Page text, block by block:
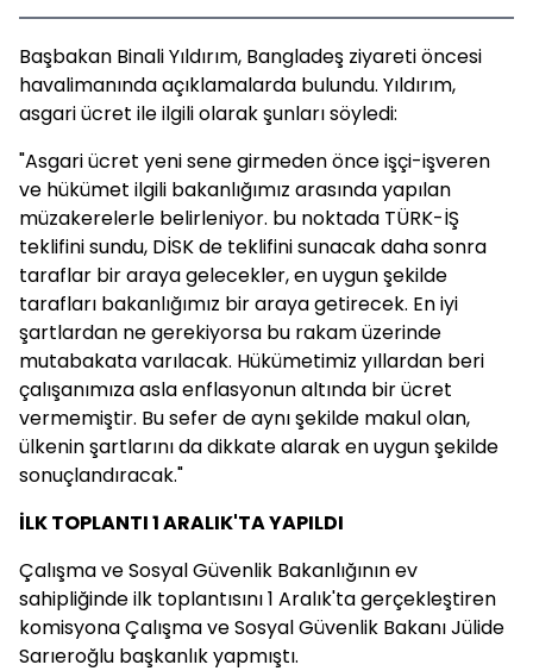
Başbakan Binali Yıldırım, Bangladeş ziyareti öncesi
havalimanında açıklamalarda bulundu. Yıldırım,
asgari ücret ile ilgili olarak şunları söyledi:
"Asgari ücret yeni sene girmeden önce işçi-işveren
ve hükümet ilgili bakanlığımız arasında yapılan
müzakerelerle belirleniyor. bu noktada TÜRK-İŞ
teklifini sundu, DİSK de teklifini sunacak daha sonra
taraflar bir araya gelecekler, en uygun şekilde
tarafları bakanlığımız bir araya getirecek. En iyi
şartlardan ne gerekiyorsa bu rakam üzerinde
mutabakata varılacak. Hükümetimiz yıllardan beri
çalışanımıza asla enflasyonun altında bir ücret
vermemiştir. Bu sefer de aynı şekilde makul olan,
ülkenin şartlarını da dikkate alarak en uygun şekilde
sonuçlandıracak."
İLK TOPLANTI 1 ARALIK'TA YAPILDI
Çalışma ve Sosyal Güvenlik Bakanlığının ev
sahipliğinde ilk toplantısını 1 Aralık'ta gerçekleştiren
komisyona Çalışma ve Sosyal Güvenlik Bakanı Jülide
Sarıeroğlu başkanlık yapmıştı.